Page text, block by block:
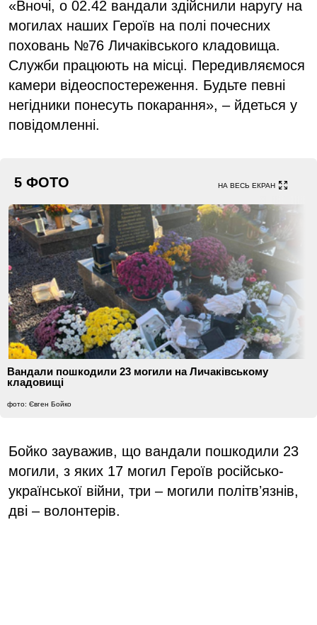
«Вночі, о 02.42 вандали здійснили наругу на
могилах наших Героїв на полі почесних
поховань №76 Личаківського кладовища.
Служби працюють на місці. Передивляємося
камери відеоспостереження. Будьте певні
негідники понесуть покарання», – йдеться у
повідомленні.
5 ФОТО НА ВЕСЬ ЕКРАН
Вандали пошкодили 23 могили на Личаківському
кладовищі
фото: Євген Бойко
Бойко зауважив, що вандали пошкодили 23
могили, з яких 17 могил Героїв російсько-
української війни, три – могили політвʼязнів,
дві – волонтерів.